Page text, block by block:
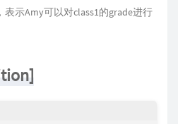
表示Amy可以对class1的grade进行